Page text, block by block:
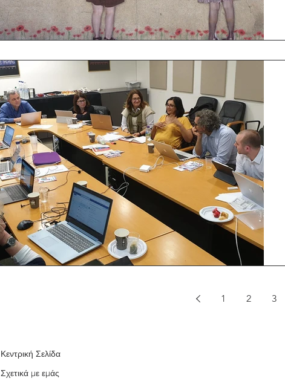
1 2 3
Κεντρική Σελίδα
Σχετικά με εμάς